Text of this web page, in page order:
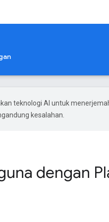
teknologi AI untuk
kesalahan.
dengan